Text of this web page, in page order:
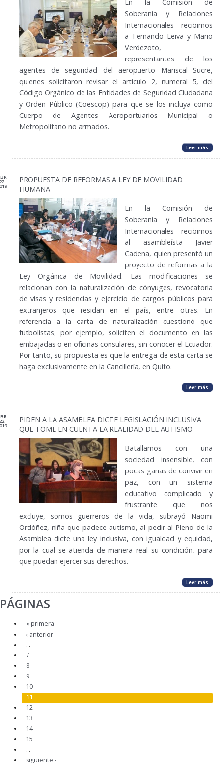
En la Comisión de
Soberanía y Relaciones
Internacionales recibimos
a Fernando Leiva y Mario
Verdezoto,
representantes de los
agentes de seguridad del aeropuerto Mariscal Sucre,
quienes solicitaron revisar el artículo 2, numeral 5, del
Código Orgánico de las Entidades de Seguridad Ciudadana
y Orden Público (Coescop) para que se los incluya como
Cuerpo de Agentes Aeroportuarios Municipal o
Metropolitano no armados.
Leer más
22
PROPUESTA DE REFORMAS A LEY DE MOVILIDAD
HUMANA
En la Comisión de
Soberanía y Relaciones
Internacionales recibimos
al asambleísta Javier
Cadena, quien presentó un
proyecto de reformas a la
Ley Orgánica de Movilidad. Las modificaciones se
relacionan con la naturalización de cónyuges, revocatoria
de visas y residencias y ejercicio de cargos públicos para
extranjeros que residan en el país, entre otras. En
referencia a la carta de naturalización cuestionó que
futbolistas, por ejemplo, soliciten el documento en las
embajadas o en oficinas consulares, sin conocer el Ecuador.
Por tanto, su propuesta es que la entrega de esta carta se
haga exclusivamente en la Cancillería, en Quito.
Leer más
22
PIDEN A LA ASAMBLEA DICTE LEGISLACIÓN INCLUSIVA
QUE TOME EN CUENTA LA REALIDAD DEL AUTISMO
Batallamos con una
sociedad insensible, con
pocas ganas de convivir en
paz, con un sistema
educativo complicado y
frustrante que nos
excluye, somos guerreros de la vida, subrayó Naomi
Ordóñez, niña que padece autismo, al pedir al Pleno de la
Asamblea dicte una ley inclusiva, con igualdad y equidad,
por la cual se atienda de manera real su condición, para
que puedan ejercer sus derechos.
Leer más
PÁGINAS
« primera
‹ anterior
…
7
8
9
10
11
12
13
14
15
…
siguiente ›